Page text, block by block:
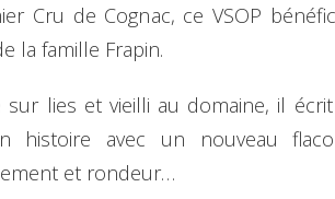
Cru de Cognac, ce VSOP
la famille Frapin.
sur lies et vieilli au domaine, il
histoire avec un nouveau
et rondeur…